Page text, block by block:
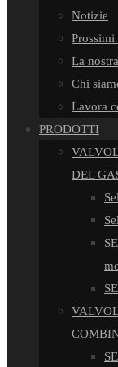
Notizie
Prossimi
La
Chi
Lavora
PRODOTTI
DEL